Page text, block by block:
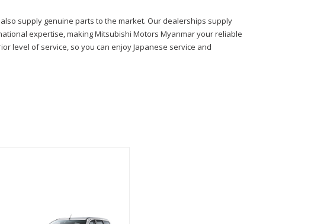
supply genuine parts to the market. Our dealerships supply
expertise, making Mitsubishi Motors Myanmar your reliable
level of service, so you can enjoy Japanese service and